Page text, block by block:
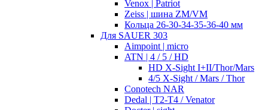
Venox | Patriot
Zeiss | шина ZM/VM
Кольца 26-30-34-35-36-40 мм
Для SAUER 303
Aimpoint | micro
ATN | 4 / 5 / HD
HD X-Sight I+II/Thor/Mars
4/5 X-Sight / Mars / Thor
Conotech NAR
Dedal | T2-T4 / Venator